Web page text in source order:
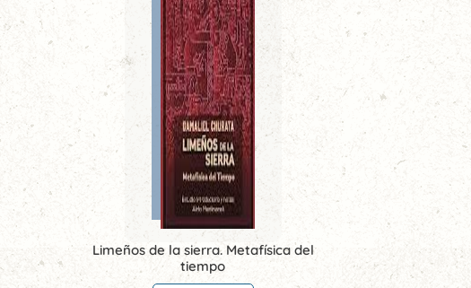
Limeños de la sierra. Metafísica del
tiempo